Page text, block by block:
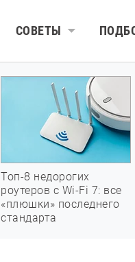
СОВЕТЫ
Топ-8 недорогих
роутеров с Wi-Fi 7: все
«плюшки» последнего
стандарта